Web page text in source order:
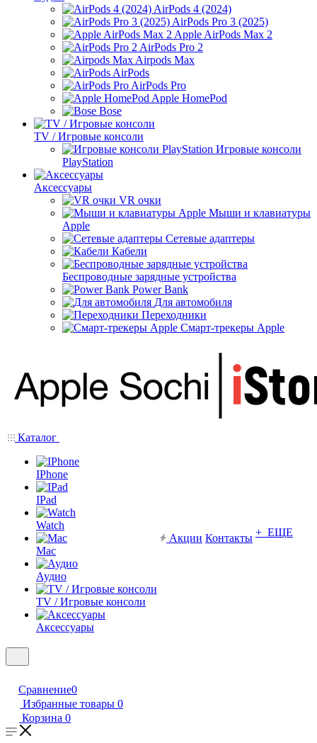
AirPods 4 (2024)
AirPods Pro 3 (2025)
Apple AirPods Max 2
AirPods Pro 2
Airpods Max
AirPods
AirPods Pro
Apple HomePod
Bose
TV / Игровые консоли
Игровые консоли
PlayStation
Аксессуары
VR очки
Мыши и клавиатуры
Apple
Сетевые адаптеры
Кабели
Беспроводные зарядные устройства
Power Bank
Для автомобиля
Переходники
Смарт-трекеры Apple
Каталог
IPhone
IPad
Watch
Mac
Аудио
TV / Игровые консоли
Аксессуары
Акции Контакты + ЕЩЕ
Сравнение0
Избранные товары 0
Корзина 0